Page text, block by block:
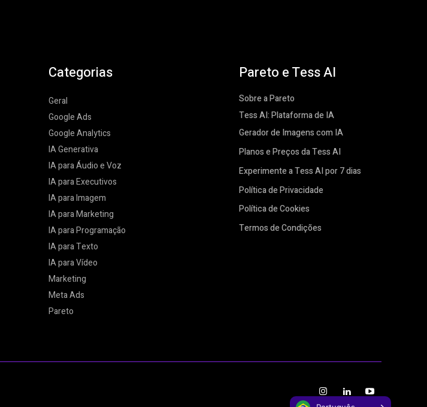
Categorias
Geral
Google Ads
Google Analytics
IA Generativa
IA para Áudio e Voz
IA para Executivos
IA para Imagem
IA para Marketing
IA para Programação
IA para Texto
IA para Vídeo
Marketing
Meta Ads
Pareto
Pareto e Tess AI
Sobre a Pareto
Tess AI: Plataforma de IA
Gerador de Imagens com IA
Planos e Preços da Tess AI
Experimente a Tess AI por 7 dias
Política de Privacidade
Política de Cookies
Termos de Condições